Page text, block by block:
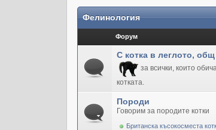
Фелинология
Форум
С котка в леглото,
за всички, които
котката.
Породи
Говорим за породите котки
Британска късокосместа